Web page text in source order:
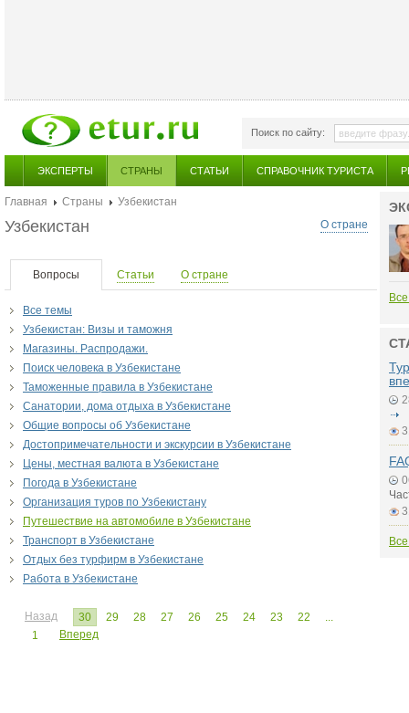
Поиск по сайту:
ЭКСПЕРТЫ СТРАНЫ СТАТЬИ СПРАВОЧНИК ТУРИСТА
Главная Страны
Узбекистан
О стране
Узбекистан
Вопросы Статьи О стране
Все темы
Узбекистан: Визы и таможня
Магазины. Распродажи.
Поиск человека в Узбекистане
Таможенные правила в Узбекистане
Санатории, дома отдыха в Узбекистане
Общие вопросы об Узбекистане
Достопримечательности и экскурсии в Узбекистане
Цены, местная валюта в Узбекистане
Погода в Узбекистане
Организация туров по Узбекистану
Путешествие на автомобиле в Узбекистане
Транспорт в Узбекистане
Отдых без турфирм в Узбекистане
Работа в Узбекистане
Назад 30 29 28 27 26 25 24 23 22
...
1
Вперед